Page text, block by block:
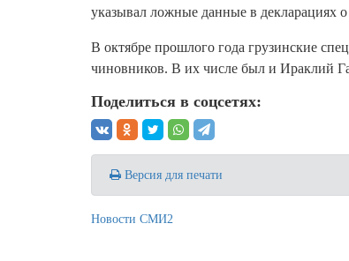
указывал ложные данные в декларациях о
В октябре прошлого года грузинские
чиновников. В их числе был и Ираклий
Поделиться в соцсетях:
Версия для печати
Новости СМИ2